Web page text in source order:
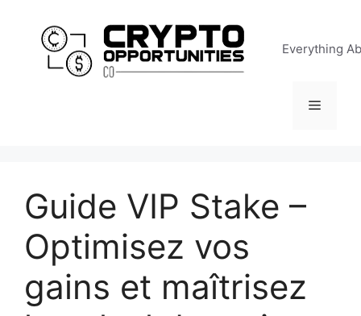
content
Everything
Menu
Guide VIP Stake –
Optimisez vos
gains et maîtrisez